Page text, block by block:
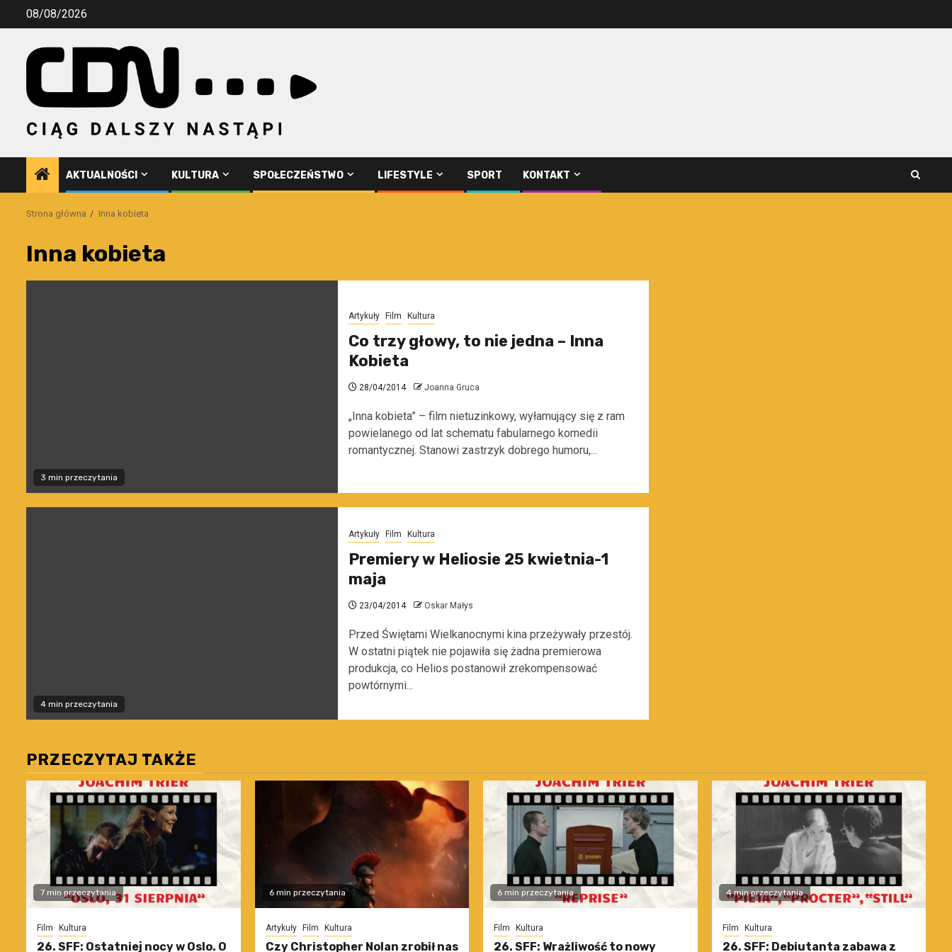
Przejdź08/08/2026
AKTUALNOŚCI KULTURA SPOŁECZEŃSTWO LIFESTYLE SPORT KONTAKT
Strona główna Inna kobieta
Inna kobieta
3 min przeczytania
Artykuły Film Kultura
Co trzy głowy, to nie jedna – Inna
Kobieta
28/04/2014 Joanna Gruca
„Inna kobieta” – film nietuzinkowy, wyłamujący się z ram
powielanego od lat schematu fabularnego komedii
romantycznej. Stanowi zastrzyk dobrego humoru,...
4 min przeczytania
Artykuły Film Kultura
Premiery w Heliosie 25 kwietnia-1
maja
23/04/2014 Oskar Małys
Przed Świętami Wielkanocnymi kina przeżywały przestój.
W ostatni piątek nie pojawiła się żadna premierowa
produkcja, co Helios postanowił zrekompensować
powtórnymi...
PRZECZYTAJ TAKŻE
7 min przeczytania
Film Kultura
26. SFF: Ostatniej nocy w Oslo. O
6 min przeczytania
Artykuły Film Kultura
Czy Christopher Nolan zrobił nas
6 min przeczytania
Film Kultura
26. SFF: Wrażliwość to nowy
4 min przeczytania
Film Kultura
26. SFF: Debiutanta zabawa z